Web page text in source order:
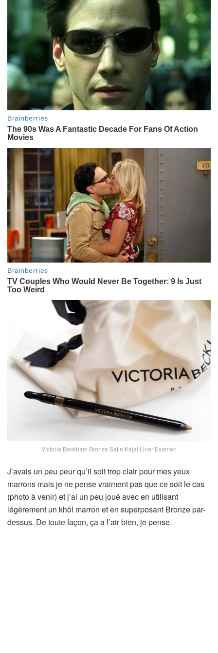
Victoria Beckham Bronze Satin Kajal Liner Examen
J’avais un peu peur qu’il soit trop clair pour mes yeux
marrons mais je ne pense vraiment pas que ce soit le cas
(photo à venir) et j’ai un peu joué avec en utilisant
légèrement un khôl marron et en superposant Bronze par-
dessus. De toute façon, ça a l’air bien, je pense.